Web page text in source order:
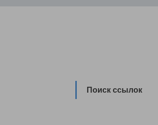
Поиск ссылок